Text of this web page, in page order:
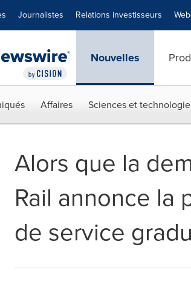
Journalistes Relations investisseurs
Nouvelles
Affaires Sciences et technologie
Alors que la
Rail annonce la
de service